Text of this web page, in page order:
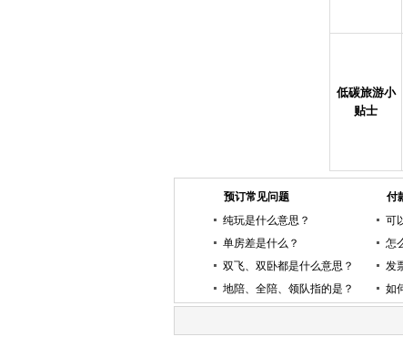
低碳旅游小
贴士